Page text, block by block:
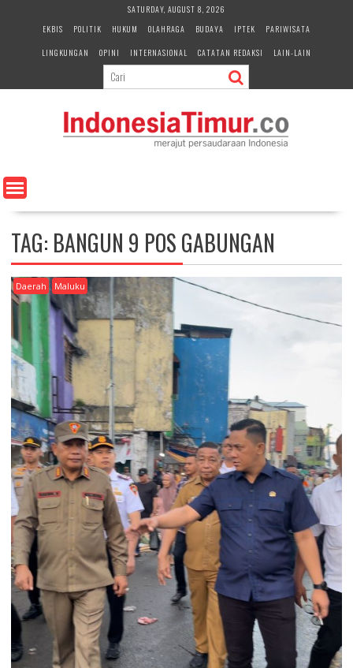
e
n
SATURDAY, AUGUST 8, 2026
EKBIS
POLITIK HUKUM OLAHRAGA BUDAYA IPTEK
PARIWISATA
LINGKUNGAN
OPINI INTERNASIONAL CATATAN REDAKSI LAIN-LAIN
TAG: BANGUN 9 POS GABUNGAN
Daerah Maluku